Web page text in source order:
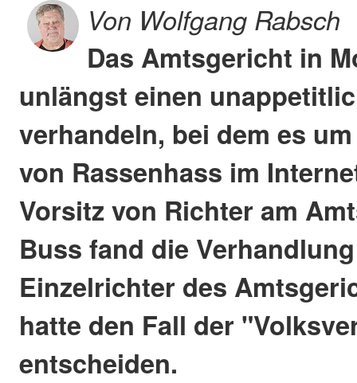
Von Wolfgang Rabsch
Das Amtsgericht in
unlängst einen
verhandeln, bei dem es
von Rassenhass im
Vorsitz von Richter am
Buss fand die
Einzelrichter des
hatte den Fall der
entscheiden.